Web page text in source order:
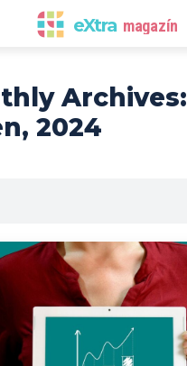
eXtra magazín
Archives:
2024